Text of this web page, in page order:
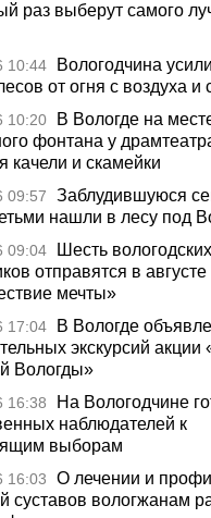
раз выберут самого
10:44
Вологодчина
от огня с воздуха и
10:20
В Вологде на
фонтана у
качели и скамейки
09:57
Заблудившуюся
нашли в лесу под
09:04
Шесть вологодских
отправятся в августе
мечты»
17:04
В Вологде
экскурсий акции
Вологды»
16:38
На Вологодчине
наблюдателей к
выборам
16:03
О лечении и
суставов вологжанам